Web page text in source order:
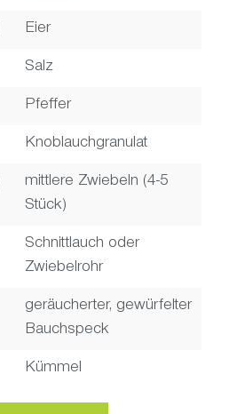
Eier
Salz
Pfeffer
Knoblauchgranulat
mittlere Zwiebeln (4-5
Stück)
Schnittlauch oder
Zwiebelrohr
geräucherter, gewürfelter
Bauchspeck
Kümmel